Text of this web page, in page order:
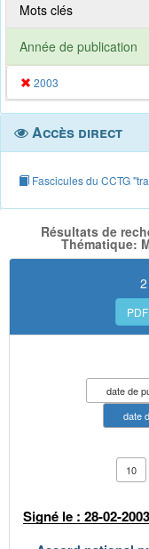
Mots clés
Année de publication
2003
Accès direct
Fascicules du CCTG
Résultats de
Thématique:
PDF
date de
date
10
Signé le : 28-02-2003